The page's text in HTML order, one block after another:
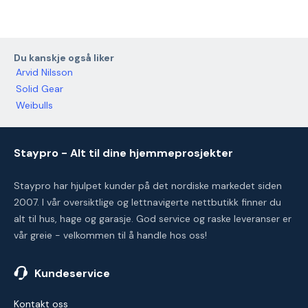
Du kanskje også liker
Arvid Nilsson
Solid Gear
Weibulls
Staypro - Alt til dine hjemmeprosjekter
Staypro har hjulpet kunder på det nordiske markedet siden
2007. I vår oversiktlige og lettnavigerte nettbutikk finner du
alt til hus, hage og garasje. God service og raske leveranser er
vår greie - velkommen til å handle hos oss!
Kundeservice
Kontakt oss